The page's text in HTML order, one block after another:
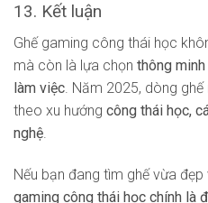
13. Kết luận
Ghế gaming công thái học
mà còn là lựa chọn thông
làm việc. Năm 2025, dòng
theo xu hướng công thái học,
nghệ.
Nếu bạn đang tìm ghế vừa
gaming công thái học chính là